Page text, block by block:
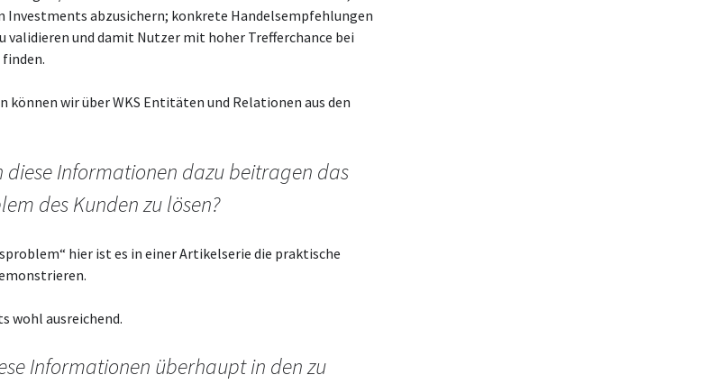
Investments abzusichern; konkrete Handelsempfehlungen
validieren und damit Nutzer mit hoher Trefferchance bei
können wir über WKS Entitäten und Relationen aus den
diese Informationen dazu beitragen das
des Kunden zu lösen?
hier ist es in einer Artikelserie die praktische
wohl ausreichend.
Informationen überhaupt in den zu